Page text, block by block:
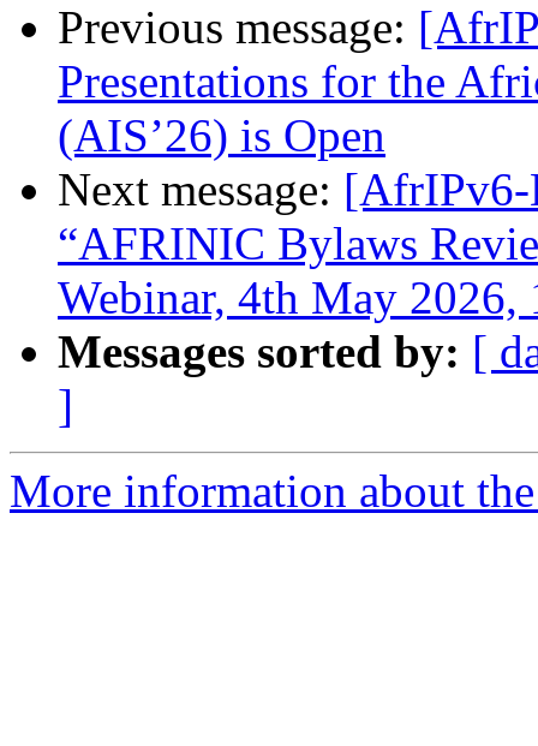
Previous message:
Presentations for the
(AIS’26) is Open
Next message: [AfrIPv6-
“AFRINIC Bylaws
Webinar, 4th May 2026,
Messages sorted by: [
]
More information about